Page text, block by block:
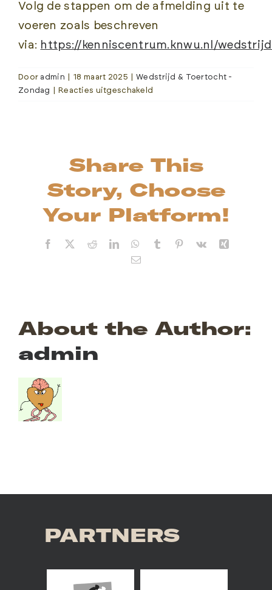
Volg de stappen om de afmelding uit te
voeren zoals beschreven
via: https://kenniscentrum.knwu.nl/
Door admin 18 maart 2025
Wedstrijd & Toertocht -
Zondag
Reacties uitgeschakeld
Share This
Story, Choose
Your Platform!
Facebook RedditLinkedInWhatsApp
Tumblr Pinterest
Vk
Email
About the Author:
admin
PARTNERS